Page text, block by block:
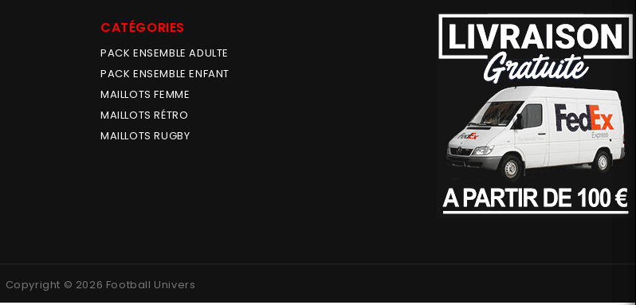
CATÉGORIES
PACK ENSEMBLE ADULTE
PACK ENSEMBLE ENFANT
MAILLOTS FEMME
MAILLOTS RÉTRO
MAILLOTS RUGBY
Copyright © 2026 Football Univers